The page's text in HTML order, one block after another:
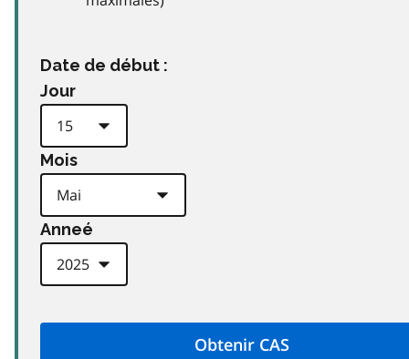
Date de début :
Jour
Mois
Anneé